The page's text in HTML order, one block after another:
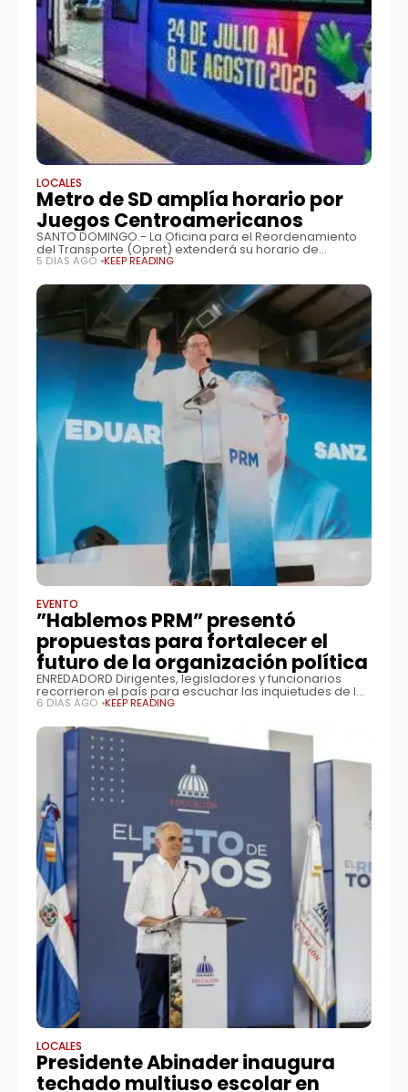
LOCALES
Metro de SD amplía horario por
Juegos Centroamericanos
SANTO DOMINGO.- La Oficina para el Reordenamiento
del Transporte (Opret) extenderá su horario de
operaciones hasta las 11:00 de la noche, desde este
5 DÍAS AGO KEEP READING
EVENTO
”Hablemos PRM” presentó
propuestas para fortalecer el
futuro de la organización política
ENREDADORD Dirigentes, legisladores y funcionarios
recorrieron el país para escuchar las inquietudes de las
comunidades y elaborar un documento con
con la sociedad
6 DÍAS AGO KEEP READING
LOCALES
Presidente Abinader inaugura
techado multiuso escolar en